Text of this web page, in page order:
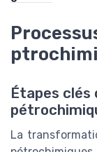
Étapes
La